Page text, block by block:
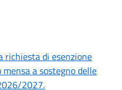
richiesta di esenzione
a sostegno delle
2027.